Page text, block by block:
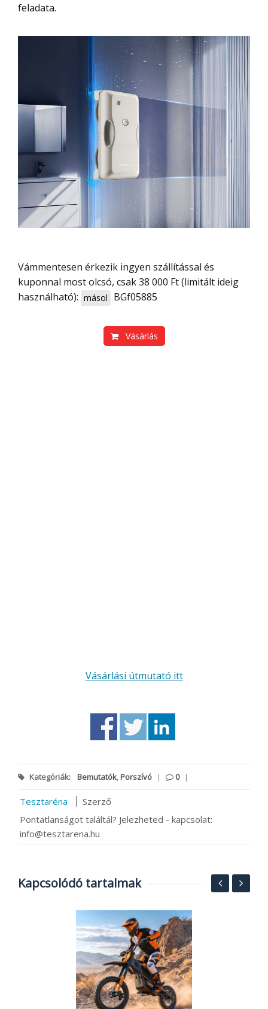
feladata.
Vámmentesen érkezik ingyen szállítással és
kuponnal most olcsó, csak 38 000 Ft (limitált ideig
használható): másol BGf05885
Vásárlás
Vásárlási útmutató itt
Kategóriák: Bemutatók,Porszívó | 0 |
Tesztaréna
Szerző
Pontatlanságot találtál? Jelezheted - kapcsolat:
info@tesztarena.hu
Kapcsolódó tartalmak